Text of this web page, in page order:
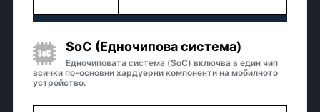
SoC (Едночипова система)
Едночиповата система (SoC) включва в един чип
всички по-основни хардуерни компоненти на мобилното
устройство.